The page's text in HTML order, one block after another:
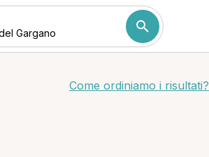
Come ordiniamo i risultati?